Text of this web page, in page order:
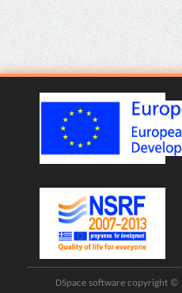
DSpace software copyright